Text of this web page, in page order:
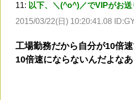
11: 以下、＼(^o^)／でVIPがお送
2015/03/22(日) 10:20:41.08
工場勤務だから自分が10倍
10倍速にならないんだよなあ